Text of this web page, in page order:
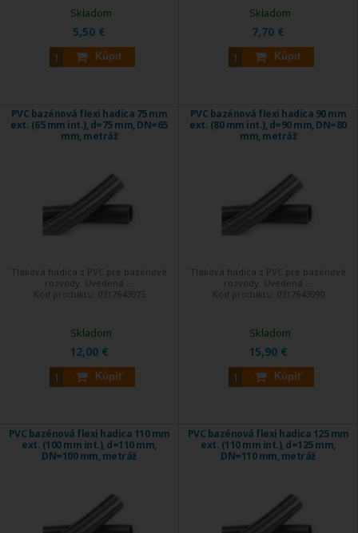
5,50 €
Kúpiť
Skladom
7,70 €
Kúpiť
Skladom
PVC bazénová flexi hadica 75 mm
ext. (65 mm int.), d=75 mm, DN=65
mm, metráž
Tlaková hadica z PVC pre bazénové
rozvody. Uvedená ...
Kód produktu: 0317643075
12,00 €
Kúpiť
Skladom
PVC bazénová flexi hadica 90 mm
ext. (80 mm int.), d=90 mm, DN=80
mm, metráž
Tlaková hadica z PVC pre bazénové
rozvody. Uvedená ...
Kód produktu: 0317643090
15,90 €
Kúpiť
Skladom
PVC bazénová flexi hadica 110 mm
ext. (100 mm int.), d=110 mm,
DN=100 mm, metráž
PVC bazénová flexi hadica 125 mm
ext. (110 mm int.), d=125 mm,
DN=110 mm, metráž